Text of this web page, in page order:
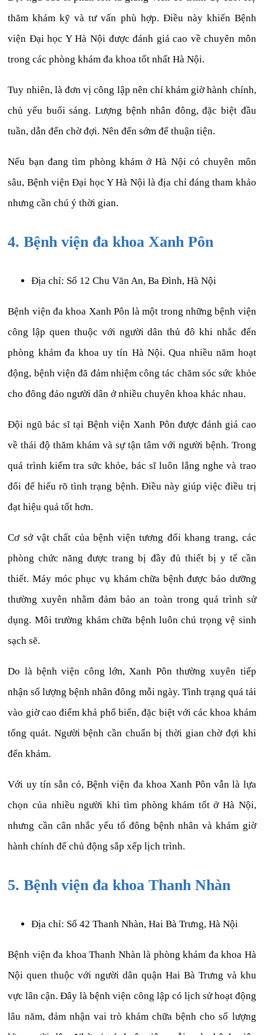
thăm khám kỹ và tư vấn phù hợp. Điều này khiến Bệnh
viện Đại học Y Hà Nội được đánh giá cao về chuyên môn
trong các phòng khám đa khoa tốt nhất Hà Nội.
Tuy nhiên, là đơn vị công lập nên chỉ khám giờ hành chính,
chủ yếu buổi sáng. Lượng bệnh nhân đông, đặc biệt đầu
tuần, dẫn đến chờ đợi. Nên đến sớm để thuận tiện.
Nếu bạn đang tìm phòng khám ở Hà Nội có chuyên môn
sâu, Bệnh viện Đại học Y Hà Nội là địa chỉ đáng tham khảo
nhưng cần chú ý thời gian.
4. Bệnh viện đa khoa Xanh Pôn
Địa chỉ: Số 12 Chu Văn An, Ba Đình, Hà Nội
Bệnh viện đa khoa Xanh Pôn là một trong những bệnh viện
công lập quen thuộc với người dân thủ đô khi nhắc đến
phòng khám đa khoa uy tín Hà Nội. Qua nhiều năm hoạt
động, bệnh viện đã đảm nhiệm công tác chăm sóc sức khỏe
cho đông đảo người dân ở nhiều chuyên khoa khác nhau.
Đội ngũ bác sĩ tại Bệnh viện Xanh Pôn được đánh giá cao
về thái độ thăm khám và sự tận tâm với người bệnh. Trong
quá trình kiểm tra sức khỏe, bác sĩ luôn lắng nghe và trao
đổi để hiểu rõ tình trạng bệnh. Điều này giúp việc điều trị
đạt hiệu quả tốt hơn.
Cơ sở vật chất của bệnh viện tương đối khang trang, các
phòng chức năng được trang bị đầy đủ thiết bị y tế cần
thiết. Máy móc phục vụ khám chữa bệnh được bảo dưỡng
thường xuyên nhằm đảm bảo an toàn trong quá trình sử
dụng. Môi trường khám chữa bệnh luôn chú trọng vệ sinh
sạch sẽ.
Do là bệnh viện công lớn, Xanh Pôn thường xuyên tiếp
nhận số lượng bệnh nhân đông mỗi ngày. Tình trạng quá tải
vào giờ cao điểm khá phổ biến, đặc biệt với các khoa khám
tổng quát. Người bệnh cần chuẩn bị thời gian chờ đợi khi
đến khám.
Với uy tín sẵn có, Bệnh viện đa khoa Xanh Pôn vẫn là lựa
chọn của nhiều người khi tìm phòng khám tốt ở Hà Nội,
nhưng cần cân nhắc yếu tố đông bệnh nhân và khám giờ
hành chính để chủ động sắp xếp lịch trình.
5. Bệnh viện đa khoa Thanh Nhàn
Địa chỉ: Số 42 Thanh Nhàn, Hai Bà Trưng, Hà Nội
Bệnh viện đa khoa Thanh Nhàn là phòng khám đa khoa Hà
Nội quen thuộc với người dân quận Hai Bà Trưng và khu
vực lân cận. Đây là bệnh viện công lập có lịch sử hoạt động
lâu năm, đảm nhận vai trò khám chữa bệnh cho số lượng